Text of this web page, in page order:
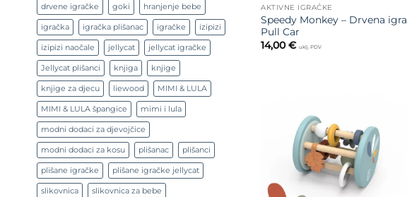
drvene igračke goki hranjenje bebe
igračka igračka plišanac igračke izipizi
izipizi naočale jellycat jellycat igračke
Jellycat plišanci knjiga knjige
knjige za djecu liewood MIMI & LULA
MIMI & LULA špangice mimi i lula
modni dodaci za djevojčice
modni dodaci za kosu plišanac plišanci
plišane igračke plišane igračke jellycat
slikovnica slikovnica za bebe
AKTIVNE IGRAČKE
Speedy Monkey – Drvena igra
Pull Car
14,00€ uklj. PDV
na listu
želja